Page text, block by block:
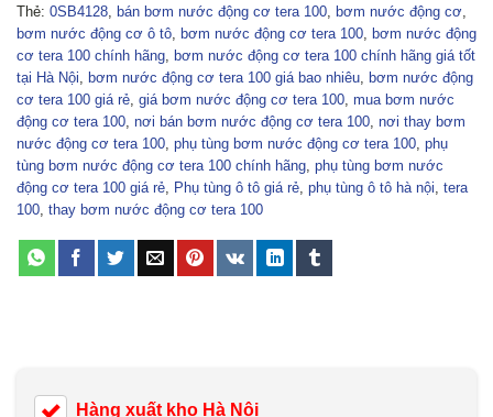
Thẻ: 0SB4128 bán bơm nước động cơ tera 100 bơm nước động cơ
bơm nước động cơ ô tô bơm nước động cơ tera 100 bơm nước động
cơ tera 100 chính hãng bơm nước động cơ tera 100 chính hãng giá tốt
tại Hà Nội bơm nước động cơ tera 100 giá bao nhiêu bơm nước động
cơ tera 100 giá rẻ giá bơm nước động cơ tera 100 mua bơm nước
động cơ tera 100 nơi bán bơm nước động cơ tera 100 nơi thay bơm
nước động cơ tera 100 phụ tùng bơm nước động cơ tera 100 phụ
tùng bơm nước động cơ tera 100 chính hãng phụ tùng bơm nước
động cơ tera 100 giá rẻ Phụ tùng ô tô giá rẻ phụ tùng ô tô hà nội tera
100 thay bơm nước động cơ tera 100
Hàng xuất kho Hà Nội